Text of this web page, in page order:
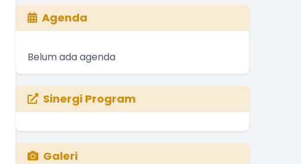
Agenda
Belum ada agenda
Sinergi Program
Galeri